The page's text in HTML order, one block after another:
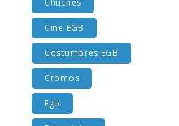
Chuches
Cine EGB
Costumbres EGB
Cromos
Egb